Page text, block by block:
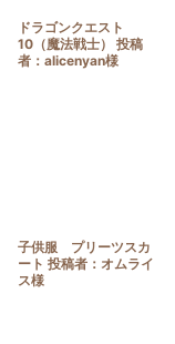
ドラゴンクエスト
10（魔法戦士） 投稿
者：alicenyan様
子供服 プリーツスカ
ート 投稿者：オムライ
ス様